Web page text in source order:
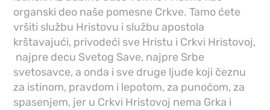
organski deo naše pomesne Crkve. Tamo ćete
vršiti službu Hristovu i službu apostola
krštavajući, privodeći sve Hristu i Crkvi Hristovoj,
najpre decu Svetog Save, najpre Srbe
svetosavce, a onda i sve druge ljude koji čeznu
za istinom, pravdom i lepotom, za punoćom, za
spasenjem, jer u Crkvi Hristovoj nema Grka i